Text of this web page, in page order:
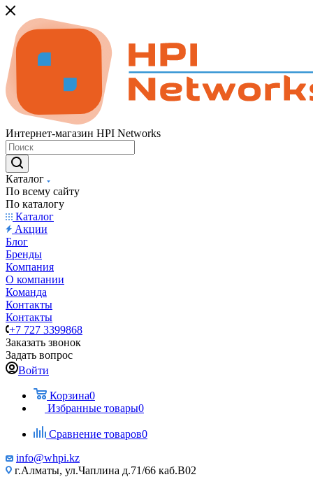
Интернет-магазин HPI Networks
Каталог
По всему сайту
По каталогу
Каталог
Акции
Блог
Бренды
Компания
О компании
Команда
Контакты
Контакты
+7 727 3399868
Заказать звонок
Задать вопрос
Войти
Корзина0
Избранные товары0
Сравнение товаров0
info@whpi.kz
г.Алматы, ул.Чаплина д.71/66 каб.B02